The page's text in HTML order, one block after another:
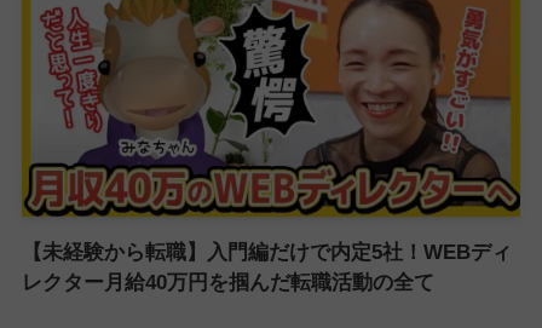
【未経験から転職】入門編だけで内定5社！WEBディ
レクター月給40万円を掴んだ転職活動の全て